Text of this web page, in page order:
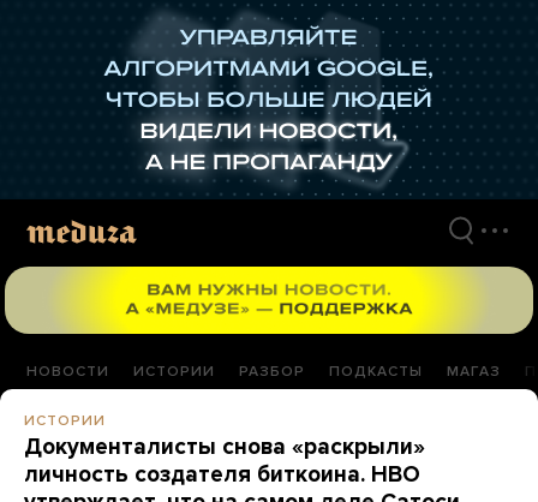
НОВОСТИ ИСТОРИИ РАЗБОР ПОДКАСТЫ МАГАЗ
ИСТОРИИ
Документалисты снова «раскрыли»
личность создателя биткоина. HBO